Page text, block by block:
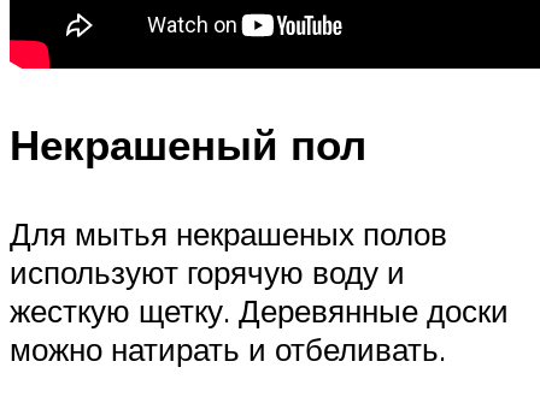
Некрашеный пол
Для мытья некрашеных полов
используют горячую воду и
жесткую щетку. Деревянные доски
можно натирать и отбеливать.